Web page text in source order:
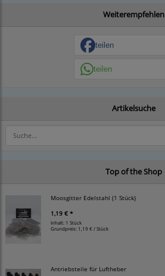
Weiterempfehlen
teilen
teilen
Artikelsuche
Top of the Shop
Moosgitter Edelstahl (1 Stück)
1,19 € *
Inhalt: 1 Stück
Grundpreis: 1,19 € / Stück
Antriebsteile für Luftheber